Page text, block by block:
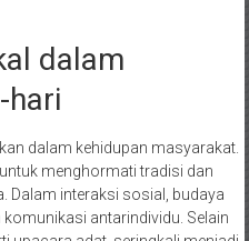
dalam
hari
dalam kehidupan masyarakat.
menghormati tradisi dan
Dalam interaksi sosial, budaya
antarindividu. Selain